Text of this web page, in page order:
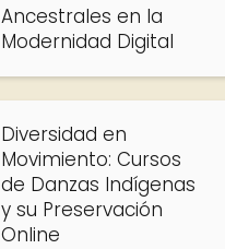
Ancestrales en la
Modernidad Digital
Diversidad en
Movimiento: Cursos
de Danzas Indígenas
y su Preservación
Online